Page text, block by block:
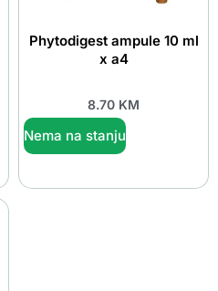
Phytodigest ampule 10 ml
x a4
8.70 KM
Nema na stanju